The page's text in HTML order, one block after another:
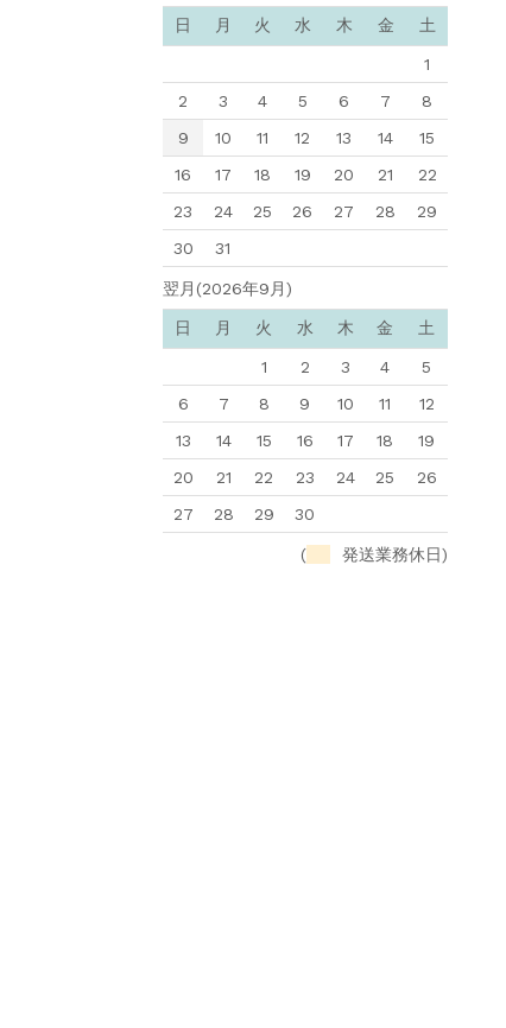
日 月 火 水 木 金 土
1
2
3 4 5 6 7
8
9
10 11 12 13 14
15
16
17 18 19 20 21
22
23
24 25 26 27 28
29
30
31
翌月(2026年9月)
日 月 火 水 木 金 土
1 2 3 4
5
6
7 8 9 10 11
12
13
14 15 16 17 18
19
20
21 22 23 24 25
26
27
28 29 30
( 発送業務休日)